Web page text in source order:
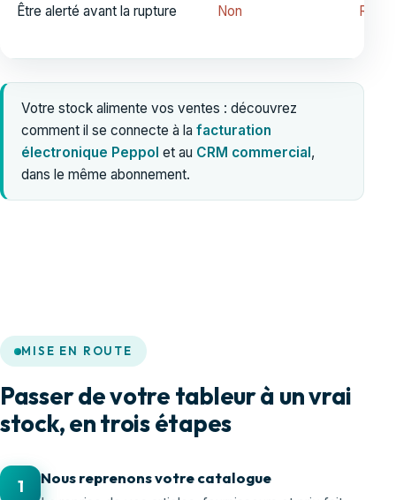
Être alerté avant la rupture Non
Votre stock alimente vos ventes : découvrez
comment il se connecte à la facturation
électronique Peppol et au CRM commercial,
dans le même abonnement.
MISE EN ROUTE
Passer de votre tableur à un vrai
stock, en trois étapes
1 Nous reprenons votre catalogue